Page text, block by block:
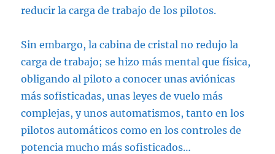
reducir la carga de trabajo de los pilotos.
Sin embargo, la cabina de cristal no redujo la
carga de trabajo; se hizo más mental que física,
obligando al piloto a conocer unas aviónicas
más sofisticadas, unas leyes de vuelo más
complejas, y unos automatismos, tanto en los
pilotos automáticos como en los controles de
potencia mucho más sofisticados…